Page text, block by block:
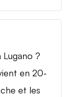
?
en 20-
et les